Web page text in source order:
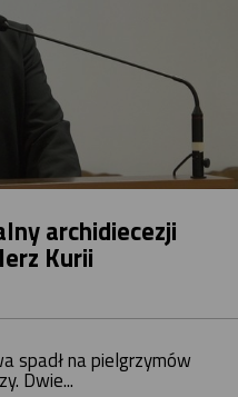
archidiecezji
Kurii
spadł na pielgrzymów
Dwie...